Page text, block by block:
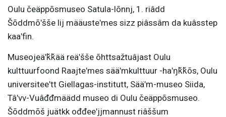
Oulu čeäppõsmuseo Satula-lõnnj, 1. riâdd
Šõddmõʹšše lij määusteʹmes sizz piâssâm da kuâsstep
kaaʹfin.
Museojeäʹǩǩää reäʹšše õhttsažtuâjast Oulu
kulttuurfoond Raajteʹmes sääʹmkulttuur -haʹŋǩǩõs, Oulu
universiteeʹtt Giellagas-institutt, Sääʹm-museo Siida,
Tâʹvv-Vuâđđmäädd museo di Oulu čeäppõsmuseo.
Šõddmõš juätkk ođđeeʹjjmannust riâššum